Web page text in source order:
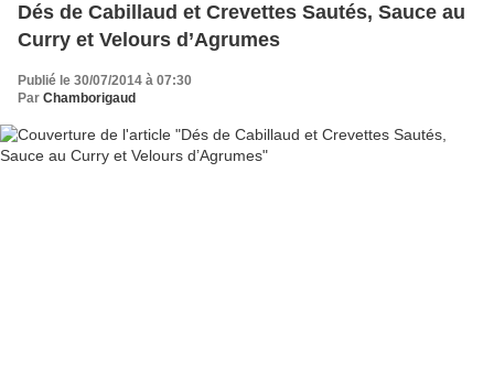
Dés de Cabillaud et Crevettes Sautés, Sauce au
Curry et Velours d’Agrumes
Publié le 30/07/2014 à 07:30
Par Chamborigaud